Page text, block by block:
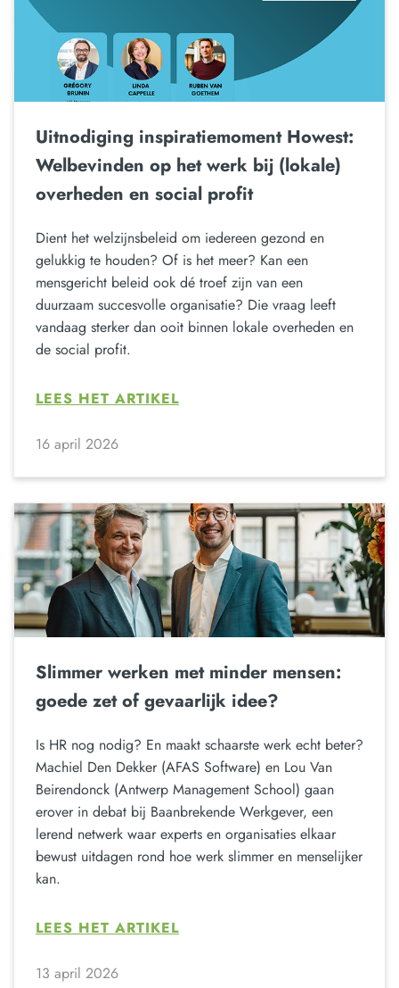
Uitnodiging inspiratiemoment Howest:
Welbevinden op het werk bij (lokale)
overheden en social profit
Dient het welzijnsbeleid om iedereen gezond en
gelukkig te houden? Of is het meer? Kan een
mensgericht beleid ook dé troef zijn van een
duurzaam succesvolle organisatie? Die vraag leeft
vandaag sterker dan ooit binnen lokale overheden en
de social profit.
LEES HET ARTIKEL
16 april 2026
Slimmer werken met minder mensen:
goede zet of gevaarlijk idee?
Is HR nog nodig? En maakt schaarste werk echt beter?
Machiel Den Dekker (AFAS Software) en Lou Van
Beirendonck (Antwerp Management School) gaan
erover in debat bij Baanbrekende Werkgever, een
lerend netwerk waar experts en organisaties elkaar
bewust uitdagen rond hoe werk slimmer en menselijker
kan.
LEES HET ARTIKEL
13 april 2026